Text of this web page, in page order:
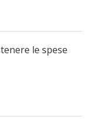
le spese